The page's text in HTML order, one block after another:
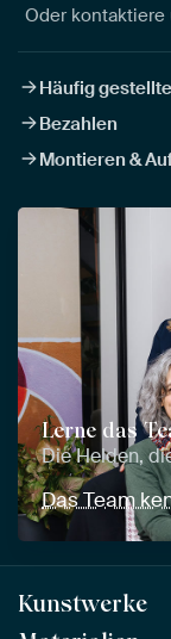
Oder kontaktiere
Häufig
Bezahlen
Montieren &
Lerne das
Die Helden,
Das Team
Kunstwerke